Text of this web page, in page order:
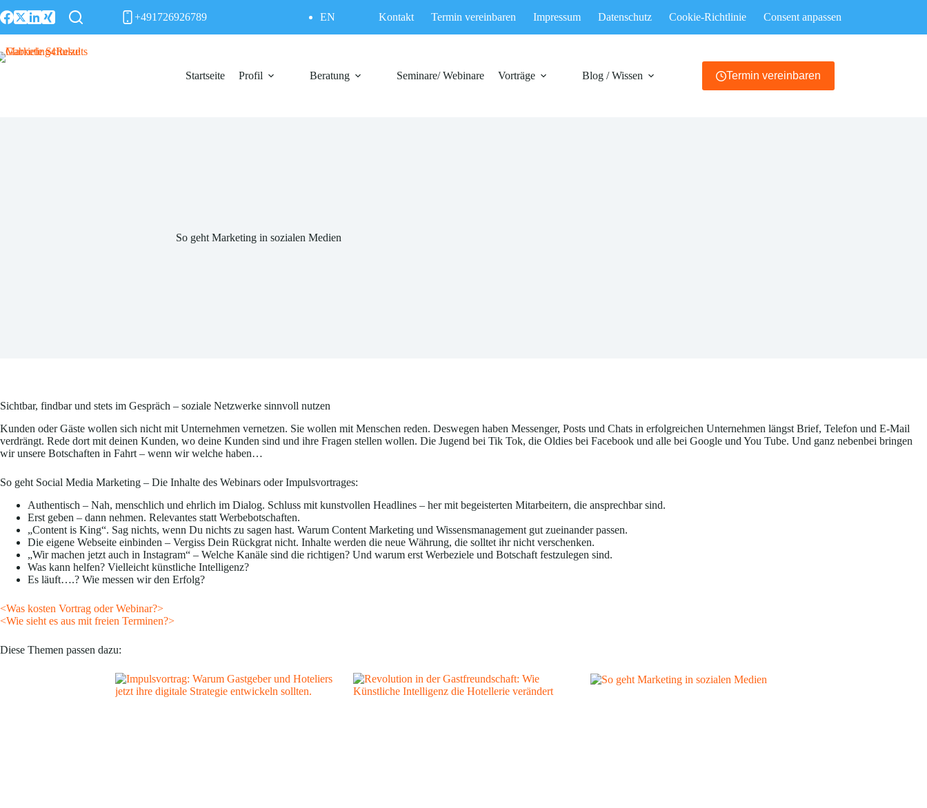
Inhalt
+491726926789 EN Kontakt Termin vereinbaren Impressum Datenschutz Cookie-Richtlinie Consent anpassen
Startseite Profil Beratung Seminare/ Webinare Vorträge Blog / Wissen Termin vereinbaren
So geht Marketing in sozialen Medien
Sichtbar, findbar und stets im Gespräch – soziale Netzwerke sinnvoll nutzen
Kunden oder Gäste wollen sich nicht mit Unternehmen vernetzen. Sie wollen mit Menschen reden. Deswegen haben Messenger, Posts und Chats in erfolgreichen Unternehmen längst Brief, Telefon und E-Mail
verdrängt. Rede dort mit deinen Kunden, wo deine Kunden sind und ihre Fragen stellen wollen. Die Jugend bei Tik Tok, die Oldies bei Facebook und alle bei Google und You Tube. Und ganz nebenbei bringen
wir unsere Botschaften in Fahrt – wenn wir welche haben…
So geht Social Media Marketing – Die Inhalte des Webinars oder Impulsvortrages:
Authentisch – Nah, menschlich und ehrlich im Dialog. Schluss mit kunstvollen Headlines – her mit begeisterten Mitarbeitern, die ansprechbar sind.
Erst geben – dann nehmen. Relevantes statt Werbebotschaften.
„Content is King“. Sag nichts, wenn Du nichts zu sagen hast. Warum Content Marketing und Wissensmanagement gut zueinander passen.
Die eigene Webseite einbinden – Vergiss Dein Rückgrat nicht. Inhalte werden die neue Währung, die solltet ihr nicht verschenken.
„Wir machen jetzt auch in Instagram“ – Welche Kanäle sind die richtigen? Und warum erst Werbeziele und Botschaft festzulegen sind.
Was kann helfen? Vielleicht künstliche Intelligenz?
Es läuft….? Wie messen wir den Erfolg?
<Was kosten Vortrag oder Webinar?>
<Wie sieht es aus mit freien Terminen?>
Diese Themen passen dazu: